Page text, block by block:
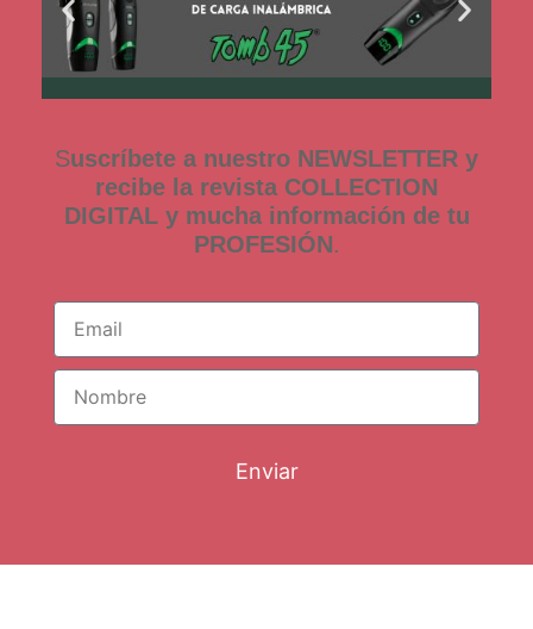
Suscríbete a nuestro NEWSLETTER y
recibe la revista COLLECTION
DIGITAL y mucha información de tu
PROFESIÓN.
Enviar